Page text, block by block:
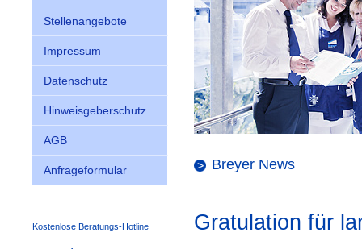
Stellenangebote
Impressum
Datenschutz
Hinweisgeberschutz
AGB
Anfrageformular
Kostenlose Beratungs-Hotline
Breyer News
Gratulation für